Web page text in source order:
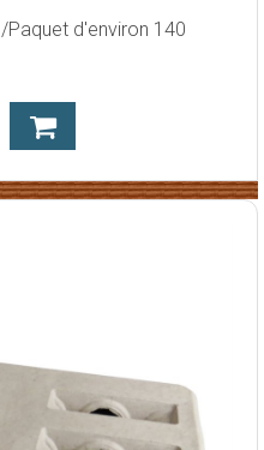
/Paquet d'environ 140